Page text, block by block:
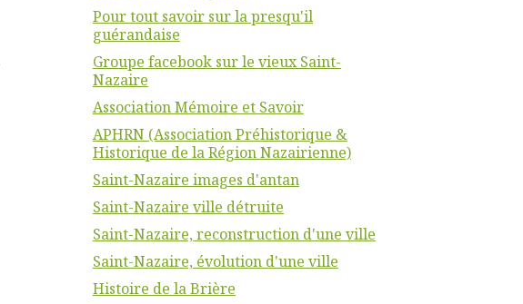
Pour tout savoir sur la presqu'il
guérandaise
Groupe facebook sur le vieux Saint-
Nazaire
Association Mémoire et Savoir
APHRN (Association Préhistorique &
Historique de la Région Nazairienne)
Saint-Nazaire images d'antan
Saint-Nazaire ville détruite
Saint-Nazaire, reconstruction d'une ville
Saint-Nazaire, évolution d'une ville
Histoire de la Brière